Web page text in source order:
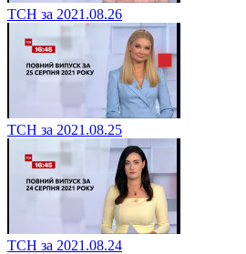
ТСН за 2021.08.26
ТСН за 2021.08.25
ТСН за 2021.08.24